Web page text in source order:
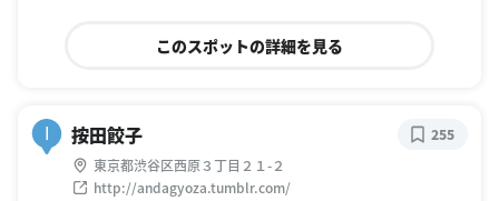
このスポットの詳細を見る
按田餃子
東京都渋谷区西原３丁目２１-２
http://andagyoza.tumblr.com/
255